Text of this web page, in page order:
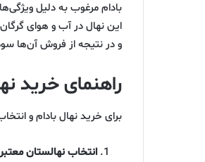
بادام مرغوب به دلیل
این نهال در آب و هوای
و در نتیجه از فروش آن‌ها
راهنمای خرید
برای خرید نهال بادام و
انتخاب نهالستان